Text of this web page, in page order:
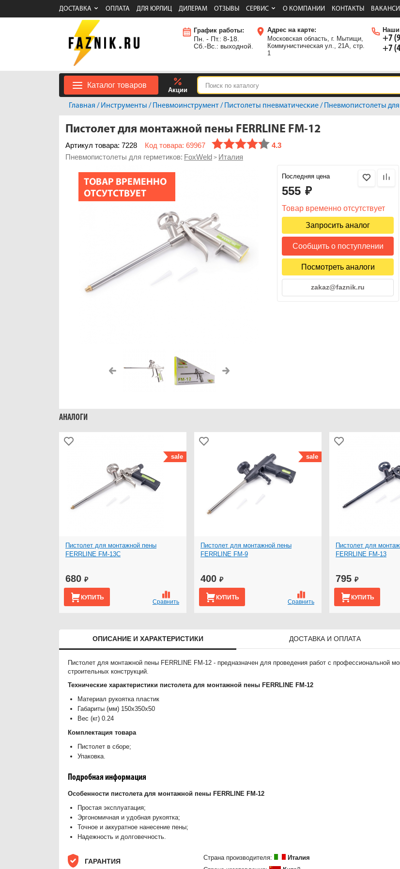
ДОСТАВКА ОПЛАТА ДЛЯ ЮРЛИЦ ДИЛЕРАМ ОТЗЫВЫ СЕРВИС О КОМПАНИИ КОНТАКТЫ
График работы:
Пн. - Пт.: 8-18.
Сб.-Вс.: выходной.
Адрес на карте:
Московская область, г. Мытищи,
Коммунистическая ул., 21А, стр.
1
+7
+7
Каталог товаров
Акции
Главная / Инструменты / Пневмоинструмент/ Пистолеты пневматические/ Пневмопистолеты
Пистолет для монтажной пены FERRLINE FM-12
Артикул товара: 7228 Код товара: 69967
4.3
Пневмопистолеты для герметиков: FoxWeld > Италия
Последняя цена
555 ₽
Товар временно отсутствует
Запросить аналог
Сообщить о поступлении
Посмотреть аналоги
zakaz@faznik.ru
АНАЛОГИ
sale
Сравнить
Пистолет для монтажной пены
FERRLINE FM-13C
КУПИТЬ
680 ₽
sale
Сравнить
Пистолет для монтажной пены
FERRLINE FM-9
КУПИТЬ
400 ₽
Пистолет для
FERRLINE FM-13
КУПИТЬ
795 ₽
ОПИСАНИЕ И ХАРАКТЕРИСТИКИ ДОСТАВКА И ОПЛАТА
Пистолет для монтажной пены FERRLINE FM-12 - предназначен для проведения работ с профессиональной
строительных конструкций.
Технические характеристики пистолета для монтажной пены FERRLINE FM-12
Материал рукоятка пластик
Габариты (мм) 150х350х50
Вес (кг) 0.24
Комплектация товара
Пистолет в сборе;
Упаковка.
Подробная информация
Особенности пистолета для монтажной пены FERRLINE FM-12
Простая эксплуатация;
Эргономичная и удобная рукоятка;
Точное и аккуратное нанесение пены;
Надежность и долговечность.
ГАРАНТИЯ Страна производителя:
Италия